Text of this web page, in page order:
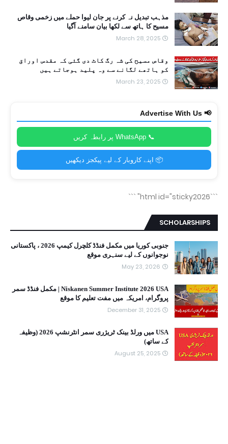
مذہب تبدیل نہ کرنے پر جان لیوا حملے میں زخمی وقاص
مسیح کا ہاتھ سے لکھا بیان سامنے آگیا
March 28, 2025
وقاص مسیح کی شہ رگ کاٹ دی گئی کہ مقدس اوراق
کو ہاتھے لگانے سے وہ پلید ہوجاتے ہیں
March 23, 2025
📢 Advertise With Us
📞 WhatsApp پر رابطہ کریں
📦 اپنے کاروبار کے لیے پیکجز دیکھیں
```html id="sticky2026"
```
SCHOLARSHIPS
جنوبی کوریا میں مکمل فنڈڈ کلچرل کیمپ 2026 ، پاکستانی
نوجوانوں کے لیے سنہری موقع
May 23, 2026
Niskanen Summer Institute 2026 USA | مکمل فنڈڈ سمر
پروگرام، امریکہ میں مفت تعلیم کا موقع
December 31, 2025
USA میں ورلڈ بینک ٹریژری سمر انٹرنشپ 2026 (وظیفہ
کے ساتھ)
August 25, 2025